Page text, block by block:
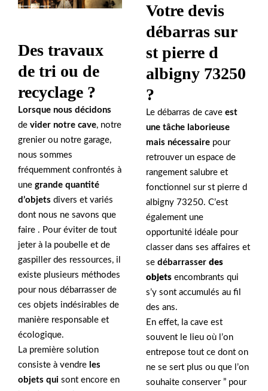
Des travaux
de tri ou de
recyclage ?
Lorsque nous décidons
de vider notre cave, notre
grenier ou notre garage,
nous sommes
fréquemment confrontés à
une grande quantité
d’objets divers et variés
dont nous ne savons que
faire . Pour éviter de tout
jeter à la poubelle et de
gaspiller des ressources, il
existe plusieurs méthodes
pour nous débarrasser de
ces objets indésirables de
manière responsable et
écologique.
La première solution
consiste à vendre les
objets qui sont encore en
Votre devis
débarras sur
st pierre d
albigny 73250
?
Le débarras de cave est
une tâche laborieuse
mais nécessaire pour
retrouver un espace de
rangement salubre et
fonctionnel sur st pierre d
albigny 73250. C’est
également une
opportunité idéale pour
classer dans ses affaires et
se débarrasser des
objets encombrants qui
s’y sont accumulés au fil
des ans.
En effet, la cave est
souvent le lieu où l’on
entrepose tout ce dont on
ne se sert plus ou que l’on
souhaite conserver ” pour